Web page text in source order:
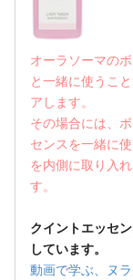
オーラソーマの
と一緒に使うこ
アします。
その場合には、
センスを一緒に
を内側に取り入
す。
クイントエッセ
しています。
動画で学ぶ、ヌ